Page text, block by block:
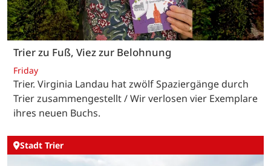
Trier zu Fuß, Viez zur Belohnung
Friday
Trier. Virginia Landau hat zwölf Spaziergänge durch
Trier zusammengestellt / Wir verlosen vier Exemplare
ihres neuen Buchs.
Stadt Trier